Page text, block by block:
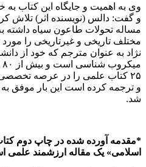
وی به اهمیت و جایگاه این کتاب
و گفت: دالس (نویسنده اثر) تلاش
مساله تحولات طاعون سیاه داشته
مختلف تاریخی و غیرتاریخی را مورد
نژاد به عنوان مترجم که خود از
۲۵ کتاب علمی را در عرصه
و ترجمه کرده است این بار موفق به
شد.
*مقدمه آورده شده در چاپ دوم
اسلامی» یک مقاله ارزشمند علمی